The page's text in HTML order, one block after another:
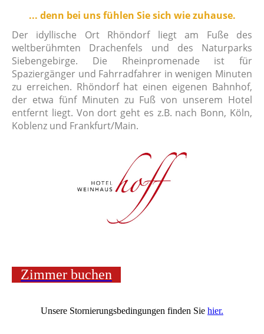
... denn bei uns fühlen Sie sich wie zuhause.
Der idyllische Ort Rhöndorf liegt am Fuße des
weltberühmten Drachenfels und des Naturparks
Siebengebirge. Die Rheinpromenade ist für
Spaziergänger und Fahrradfahrer in wenigen Minuten
zu erreichen. Rhöndorf hat einen eigenen Bahnhof,
der etwa fünf Minuten zu Fuß von unserem Hotel
entfernt liegt. Von dort geht es z.B. nach Bonn, Köln,
Koblenz und Frankfurt/Main.
Zimmer buchen
Unsere Stornierungsbedingungen finden Sie hier.